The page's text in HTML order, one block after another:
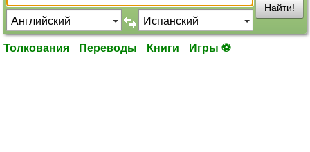
Найти!
Толкования Переводы Книги Игры ⚽